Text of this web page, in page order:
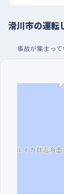
を離す、と決
西へ下る直線
練習は、朝の
はそのあたり
ンターや滑川
もはっきりし
わせて何度も
滑川市の運転
事故が集まっ